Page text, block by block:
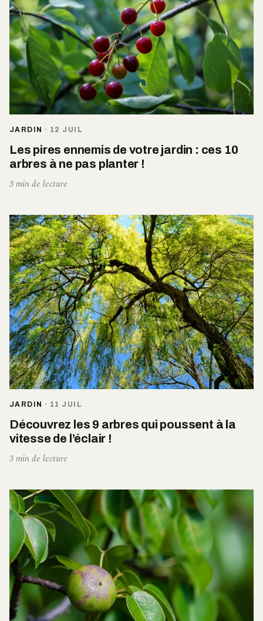
JARDIN · 12 JUIL
Les pires ennemis de votre jardin : ces 10
arbres à ne pas planter !
3 min de lecture
JARDIN · 11 JUIL
Découvrez les 9 arbres qui poussent à la
vitesse de l’éclair !
3 min de lecture